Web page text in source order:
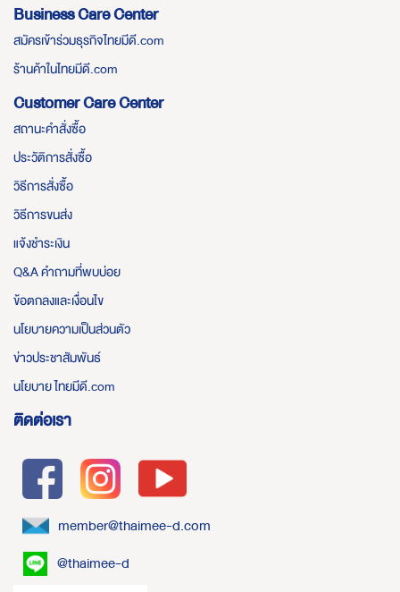
Business Care Center
สมัครเข้าร่วมธุรกิจไทยมีดี.com
ร้านค้าในไทยมีดี.com
Customer Care Center
สถานะคำสั่งซื้อ
ประวัติการสั่งซื้อ
วิธีการสั่งซื้อ
วิธีการขนส่ง
แจ้งชำระเงิน
Q&A คำถามที่พบบ่อย
ข้อตกลงและเงื่อนไข
นโยบายความเป็นส่วนตัว
ข่าวประชาสัมพันธ์
นโยบาย ไทยมีดี.com
ติดต่อเรา
member@thaimee-d.com
@thaimee-d